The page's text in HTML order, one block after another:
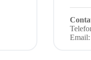
Email: